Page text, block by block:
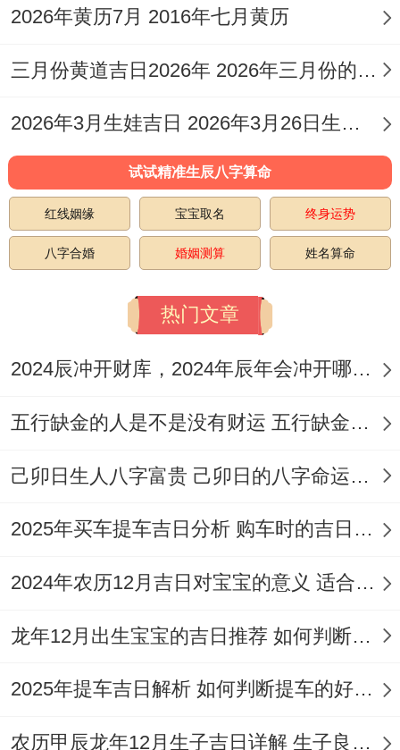
德等吉神值日时日子更为吉利.冲煞则是指当
与重要活动。
除了黄历 吉日的选择还考虑阴阳五行理论.
春季（包括3月）属于木旺的季节，木生火,
于是适合与火相关的活动如开火，吉日还需
避免跟房屋坐向或家庭成员生肖相冲的日
子...
现代选择吉日时还会结合实际状况。如天
气、家庭成员的时间安排以及搬家公司档
期；以确保传统智慧跟现代生活的便利性相
结合。
居安宁、家庭幸福。以下是部分常见习俗:
选择吉时:在吉日的基础上还需选择当天的吉
1日的吉时包含寅时（3：00-4:59）、巳时
（9:00-10：59）等...
2026年黄历7月 2016年七月黄历
三月份黄道吉日2026年 2026年三月份的黄道吉日查询
2026年3月生娃吉日 2026年3月26日生孩子好吗
试试精准生辰八字算命
红线姻缘 宝宝取名 终身运势
八字合婚 婚姻测算 姓名算命
热门文章
2024辰冲开财库，2024年辰年会冲开哪些人的财库
五行缺金的人是不是没有财运 五行缺金的人命运好不好
己卯日生人八字富贵 己卯日的八字命运如何
2025年买车提车吉日分析 购车时的吉日与禁忌
2024年农历12月吉日对宝宝的意义 适合龙年宝宝出生的日子有哪些
龙年12月出生宝宝的吉日推荐 如何判断吉日是否适合宝宝
2025年提车吉日解析 如何判断提车的好日子
农历甲辰龙年12月生子吉日详解 生子良辰的影响因素